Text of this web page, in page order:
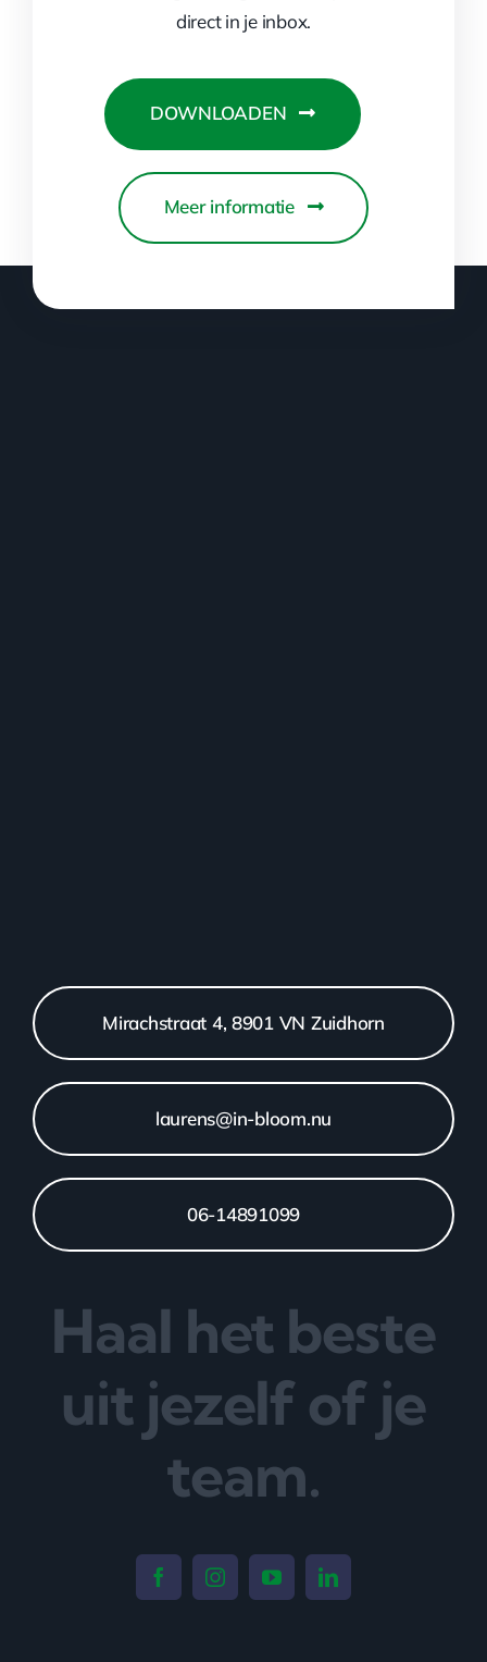
direct in je inbox.
DOWNLOADEN
Meer informatie
Mirachstraat 4, 8901 VN Zuidhorn
laurens@in-bloom.nu
06-14891099
Haal het beste
uit jezelf of je
team.